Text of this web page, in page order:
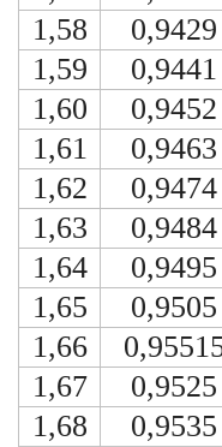
1,58
0,9429
1,59
0,9441
1,60
0,9452
1,61
0,9463
1,62
0,9474
1,63
0,9484
1,64
0,9495
1,65
0,9505
1,66
1,67
0,9525
1,68
0,9535